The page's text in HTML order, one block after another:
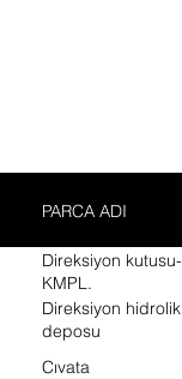
PARCA ADI
Direksiyon kutusu-
KMPL.
Direksiyon hidrolik
deposu
Cıvata